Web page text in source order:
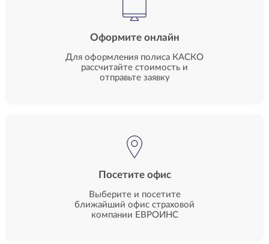
Оформите онлайн
Для оформления полиса КАСКО
рассчитайте стоимость и
отправьте заявку
Посетите офис
Выберите и посетите
ближайший офис страховой
компании ЕВРОИНС